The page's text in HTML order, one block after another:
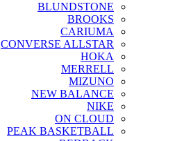
BLUNDSTONE
BROOKS
CARIUMA
CONVERSE ALLSTAR
HOKA
MERRELL
MIZUNO
NEW BALANCE
NIKE
ON CLOUD
PEAK BASKETBALL